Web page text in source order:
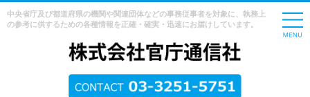
中央省庁及び都道府県の機関や関連団体などの事務従事者を対象に、執務上
の参考に供するための各種情報を正確・確実・迅速にお届けしています。